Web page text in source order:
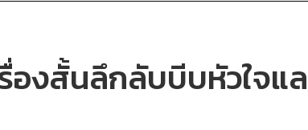
องสั้นลึกลับบีบหัวใจแ